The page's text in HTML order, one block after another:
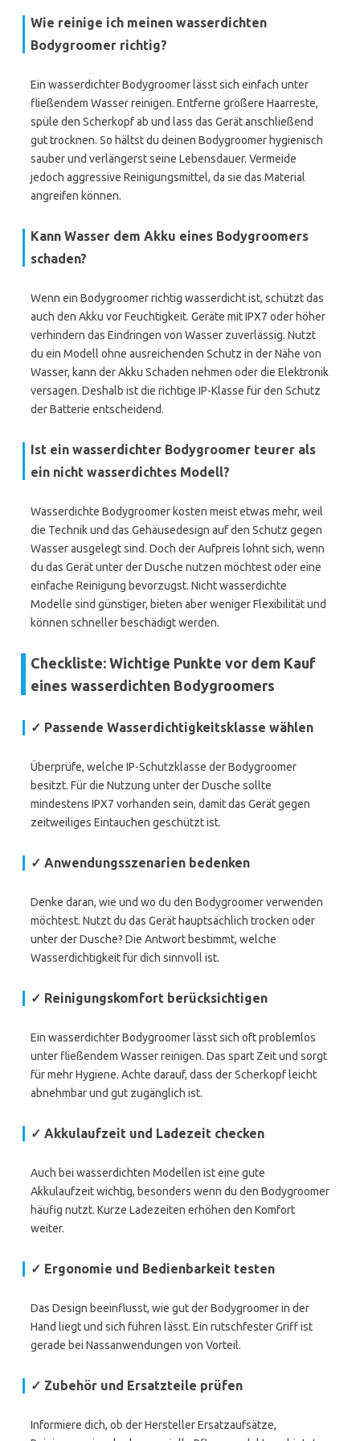
Wie reinige ich meinen wasserdichten
Bodygroomer richtig?
Ein wasserdichter Bodygroomer lässt sich einfach unter
fließendem Wasser reinigen. Entferne größere Haarreste,
spüle den Scherkopf ab und lass das Gerät anschließend
gut trocknen. So hältst du deinen Bodygroomer hygienisch
sauber und verlängerst seine Lebensdauer. Vermeide
jedoch aggressive Reinigungsmittel, da sie das Material
angreifen können.
Kann Wasser dem Akku eines Bodygroomers
schaden?
Wenn ein Bodygroomer richtig wasserdicht ist, schützt das
auch den Akku vor Feuchtigkeit. Geräte mit IPX7 oder höher
verhindern das Eindringen von Wasser zuverlässig. Nutzt
du ein Modell ohne ausreichenden Schutz in der Nähe von
Wasser, kann der Akku Schaden nehmen oder die Elektronik
versagen. Deshalb ist die richtige IP-Klasse für den Schutz
der Batterie entscheidend.
Ist ein wasserdichter Bodygroomer teurer als
ein nicht wasserdichtes Modell?
Wasserdichte Bodygroomer kosten meist etwas mehr, weil
die Technik und das Gehäusedesign auf den Schutz gegen
Wasser ausgelegt sind. Doch der Aufpreis lohnt sich, wenn
du das Gerät unter der Dusche nutzen möchtest oder eine
einfache Reinigung bevorzugst. Nicht wasserdichte
Modelle sind günstiger, bieten aber weniger Flexibilität und
können schneller beschädigt werden.
Checkliste: Wichtige Punkte vor dem Kauf
eines wasserdichten Bodygroomers
✓ Passende Wasserdichtigkeitsklasse wählen
Überprüfe, welche IP-Schutzklasse der Bodygroomer
besitzt. Für die Nutzung unter der Dusche sollte
mindestens IPX7 vorhanden sein, damit das Gerät gegen
zeitweiliges Eintauchen geschützt ist.
✓ Anwendungsszenarien bedenken
Denke daran, wie und wo du den Bodygroomer verwenden
möchtest. Nutzt du das Gerät hauptsächlich trocken oder
unter der Dusche? Die Antwort bestimmt, welche
Wasserdichtigkeit für dich sinnvoll ist.
✓ Reinigungskomfort berücksichtigen
Ein wasserdichter Bodygroomer lässt sich oft problemlos
unter fließendem Wasser reinigen. Das spart Zeit und sorgt
für mehr Hygiene. Achte darauf, dass der Scherkopf leicht
abnehmbar und gut zugänglich ist.
✓ Akkulaufzeit und Ladezeit checken
Auch bei wasserdichten Modellen ist eine gute
Akkulaufzeit wichtig, besonders wenn du den Bodygroomer
häufig nutzt. Kurze Ladezeiten erhöhen den Komfort
weiter.
✓ Ergonomie und Bedienbarkeit testen
Das Design beeinflusst, wie gut der Bodygroomer in der
Hand liegt und sich führen lässt. Ein rutschfester Griff ist
gerade bei Nassanwendungen von Vorteil.
✓ Zubehör und Ersatzteile prüfen
Informiere dich, ob der Hersteller Ersatzaufsätze,